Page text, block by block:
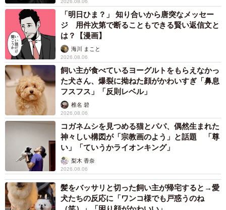
2026.08.06
「明日ひま？」 知り合いから唐突なメッセー
ジ 用件次第で断ることもできる賢い返信文と
は？【漫画】
海川 まこと
2026.08.06
飼い主が食べているヨーグルトをもらえなかっ
た犬さん、爆裂に拗ねた顔がかわいすぎ「鼻息
フスフス」「反則レベル」
椎名 碧
2026.08.06
コガネムシを見つめる猫とパパ、偶然生まれた
神々しい構図が「宗教画のよう」と話題 「尊
い」「ていうかライオンキング」
梨木 香奈
2026.08.06
髪をバッサリと切った飼い主が帰宅すると→愛
犬たちの反応に「ワンコ様でも戸惑うのね